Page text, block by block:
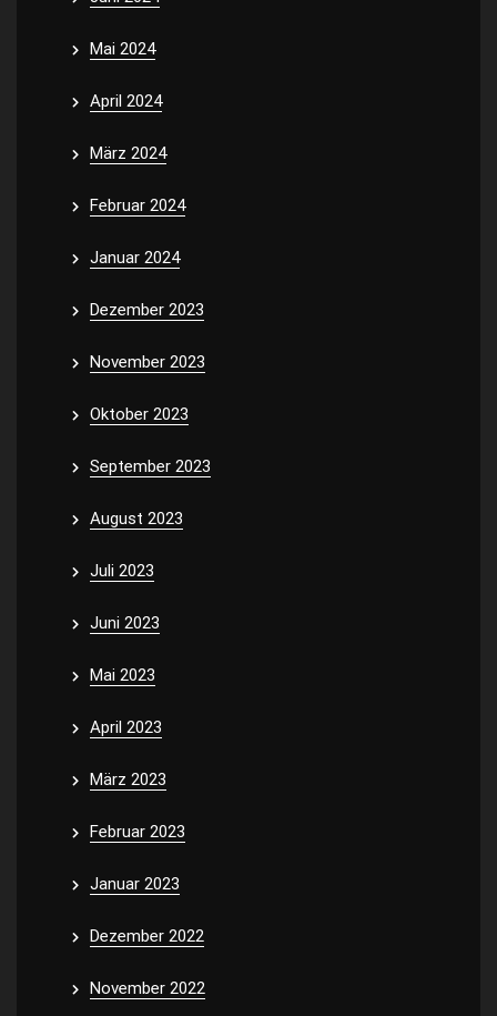
Mai 2024
April 2024
März 2024
Februar 2024
Januar 2024
Dezember 2023
November 2023
Oktober 2023
September 2023
August 2023
Juli 2023
Juni 2023
Mai 2023
April 2023
März 2023
Februar 2023
Januar 2023
Dezember 2022
November 2022